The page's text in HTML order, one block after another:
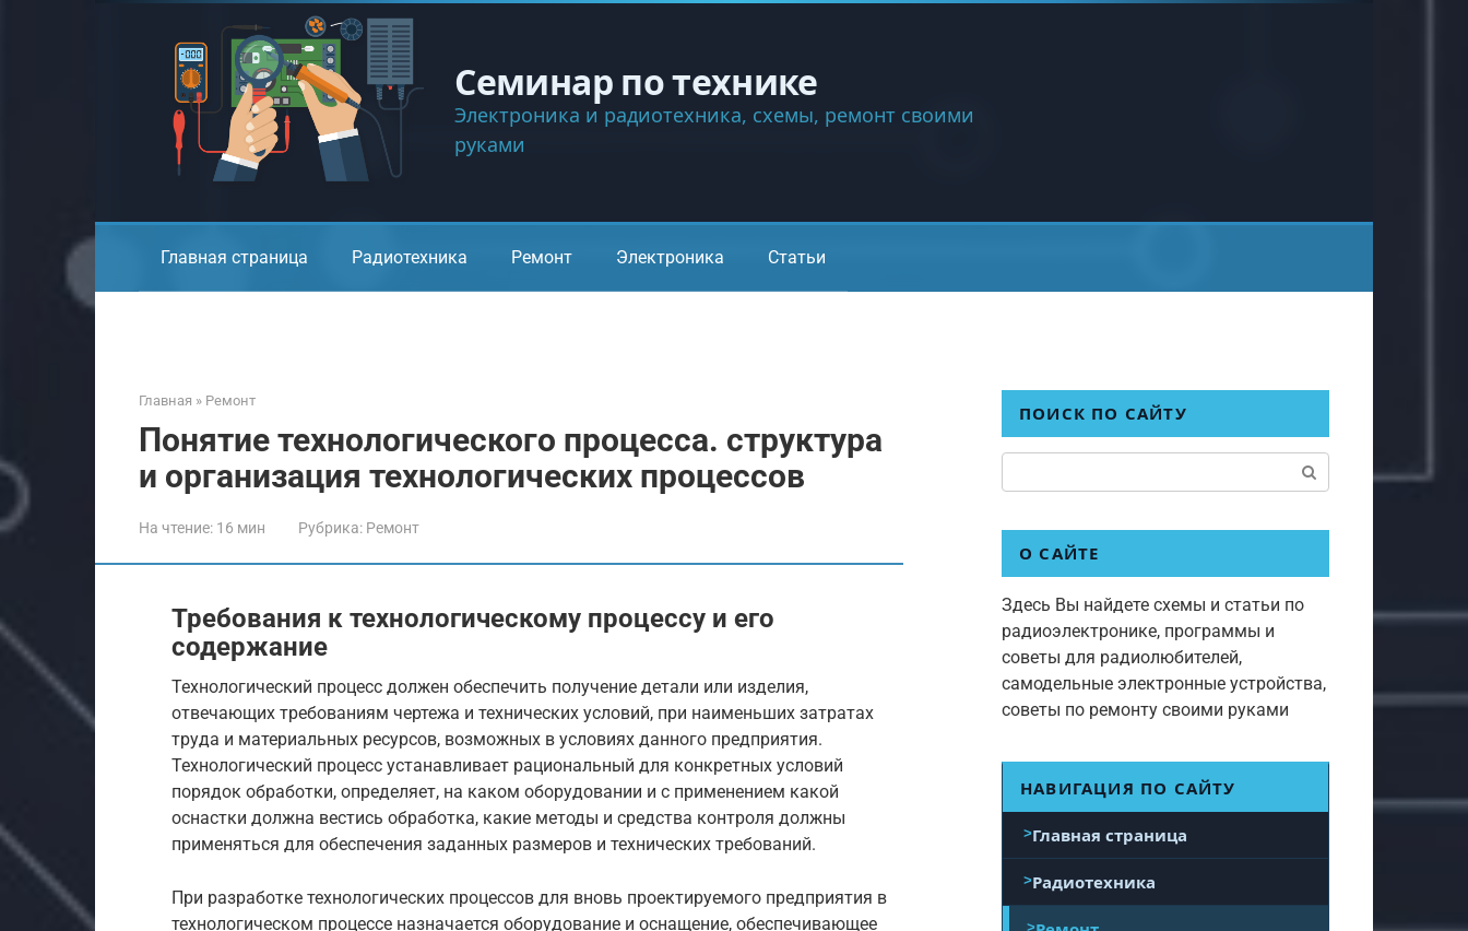
Семинар по технике
Электроника и радиотехника, схемы, ремонт своими
руками
Главная страница Радиотехника Ремонт Электроника Статьи
Главная » Ремонт
Понятие технологического процесса. структура
и организация технологических процессов
На чтение: 16 мин Рубрика: Ремонт
Требования к технологическому процессу и его
содержание
Технологический процесс должен обеспечить получение детали или изделия,
отвечающих требованиям чертежа и технических условий, при наименьших затратах
труда и материальных ресурсов, возможных в условиях данного предприятия.
Технологический процесс устанавливает рациональный для конкретных условий
порядок обработки, определяет, на каком оборудовании и с применением какой
оснастки должна вестись обработка, какие методы и средства контроля должны
применяться для обеспечения заданных размеров и технических требований.
При разработке технологических процессов для вновь проектируемого предприятия в
технологическом процессе назначается оборудование и оснащение, обеспечивающее
ПОИСК ПО САЙТУ
О САЙТЕ
Здесь Вы найдете схемы и статьи по
радиоэлектронике, программы и
советы для радиолюбителей,
самодельные электронные устройства,
советы по ремонту своими руками
НАВИГАЦИЯ ПО САЙТУ
Главная страница
Радиотехника